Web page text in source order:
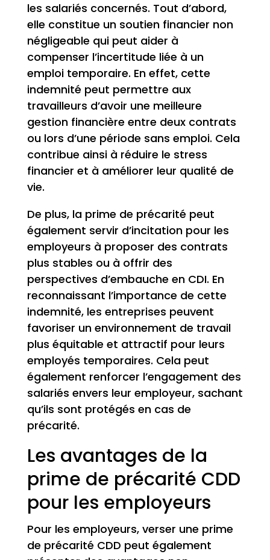
les salariés concernés. Tout d’abord,
elle constitue un soutien financier non
négligeable qui peut aider à
compenser l’incertitude liée à un
emploi temporaire. En effet, cette
indemnité peut permettre aux
travailleurs d’avoir une meilleure
gestion financière entre deux contrats
ou lors d’une période sans emploi. Cela
contribue ainsi à réduire le stress
financier et à améliorer leur qualité de
vie.
De plus, la prime de précarité peut
également servir d’incitation pour les
employeurs à proposer des contrats
plus stables ou à offrir des
perspectives d’embauche en CDI. En
reconnaissant l’importance de cette
indemnité, les entreprises peuvent
favoriser un environnement de travail
plus équitable et attractif pour leurs
employés temporaires. Cela peut
également renforcer l’engagement des
salariés envers leur employeur, sachant
qu’ils sont protégés en cas de
précarité.
Les avantages de la
prime de précarité CDD
pour les employeurs
Pour les employeurs, verser une prime
de précarité CDD peut également